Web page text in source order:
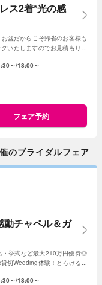
ス2着*光の感
盆だからこそ帰省のお客様も
いたしますのでお見積もり作
～ 18:00～
フェア予約
ブライダルフェア
動チャペル＆ガ
・挙式など最大210万円優待◎
切Wedding体験！とろける和
～ 18:00～